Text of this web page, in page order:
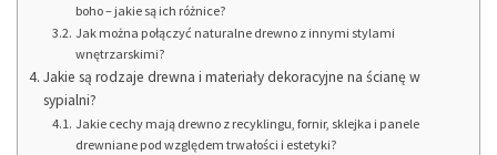
boho – jakie są ich różnice?
Jak można połączyć naturalne drewno z innymi stylami
wnętrzarskimi?
Jakie są rodzaje drewna i materiały dekoracyjne na ścianę w
sypialni?
Jakie cechy mają drewno z recyklingu, fornir, sklejka i panele
drewniane pod względem trwałości i estetyki?